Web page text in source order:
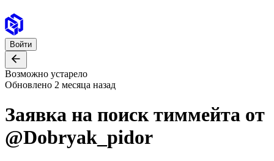
Войти
Возможно устарело
Обновлено 2 месяца назад
Заявка на поиск тиммейта от
@Dobryak_pidor